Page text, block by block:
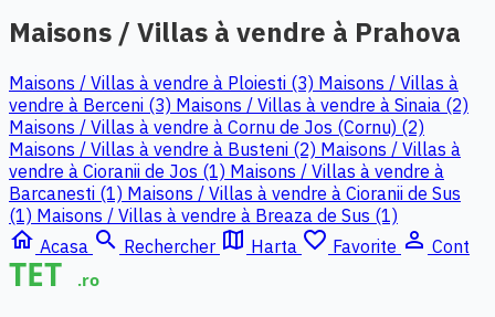
Maisons / Villas à vendre à Prahova
Maisons / Villas à vendre à Ploiesti (3) Maisons / Villas à
vendre à Berceni (3) Maisons / Villas à vendre à Sinaia (2)
Maisons / Villas à vendre à Cornu de Jos (Cornu) (2)
Maisons / Villas à vendre à Busteni (2) Maisons / Villas à
vendre à Cioranii de Jos (1) Maisons / Villas à vendre à
Barcanesti (1) Maisons / Villas à vendre à Cioranii de Sus
(1) Maisons / Villas à vendre à Breaza de Sus (1)
home Acasa search Rechercher map Harta favorite_border Favorite person_outline Cont